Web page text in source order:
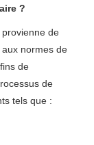
?
de
normes de
de
de
tels que :